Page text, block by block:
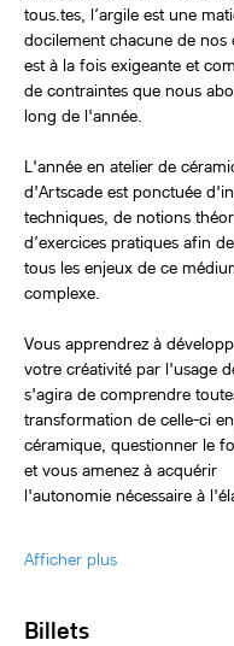
tous.tes, l’argile est une
docilement chacune de nos
est à la fois exigeante et
de contraintes que nous
long de l'année.
L'année en atelier de
d'Artscade est ponctuée
techniques, de notions
d’exercices pratiques afin
tous les enjeux de ce
complexe.
Vous apprendrez à
votre créativité par l'usage
s'agira de comprendre
transformation de celle-ci
céramique, questionner le
et vous amenez à acquérir
l'autonomie nécessaire à
Afficher plus
Billets